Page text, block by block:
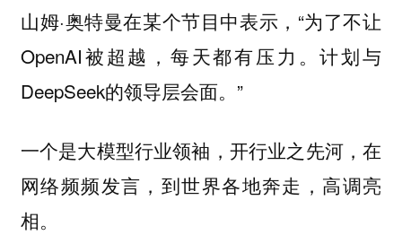
山姆·奥特曼在某个节目中表示，“为了不让
OpenAI被超越，每天都有压力。计划与
DeepSeek的领导层会面。”
一个是大模型行业领袖，开行业之先河，在
网络频频发言，到世界各地奔走，高调亮
相。